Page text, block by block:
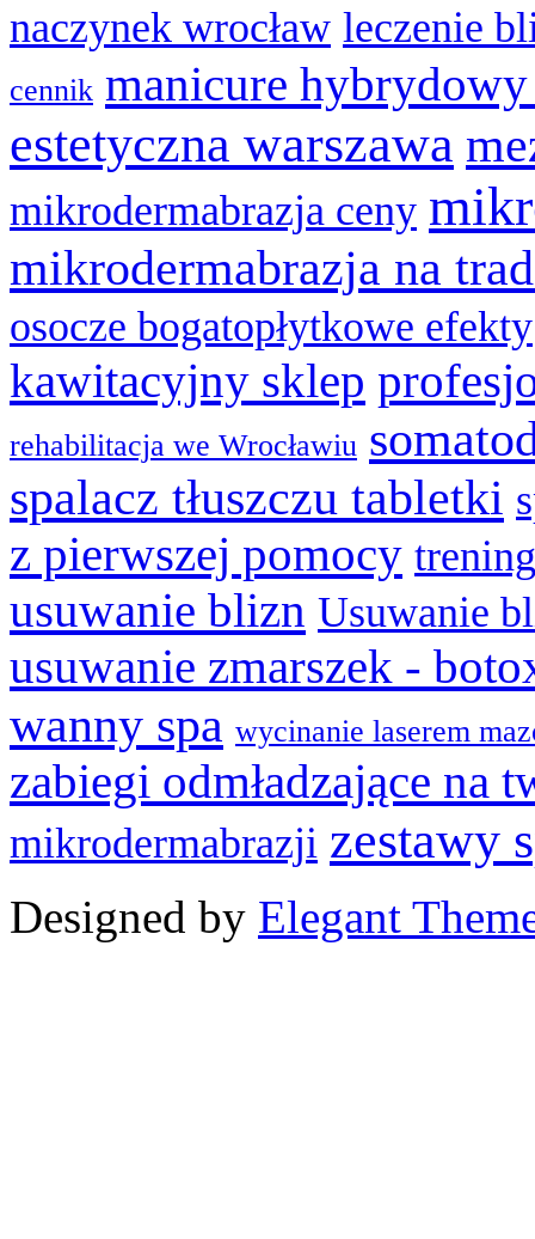
naczynek wrocław leczenie
cennik manicure
estetyczna warszawa
mikrodermabrazja ceny
mikrodermabrazja na
osocze bogatopłytkowe efekty
kawitacyjny sklep
rehabilitacja we Wrocławiu
spalacz tłuszczu tabletki
z pierwszej pomocy
usuwanie blizn Usuwanie
usuwanie zmarszek -
wanny spa wycinanie laserem
zabiegi odmładzające na
mikrodermabrazji zestawy
Designed by Elegant